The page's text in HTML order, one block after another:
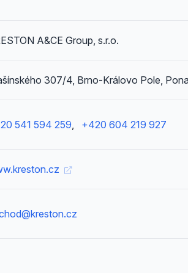
A&CE Group, s.r.o.
307/4, Brno-Královo Pole,
541 594 259, +420 604 219 927